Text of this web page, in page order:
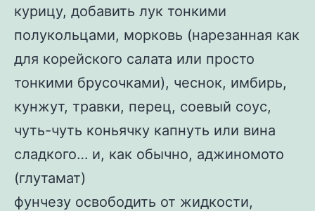
курицу, добавить лук тонкими
полукольцами, морковь (нарезанная как
для корейского салата или просто
тонкими брусочками), чеснок, имбирь,
кунжут, травки, перец, соевый соус,
чуть-чуть коньячку капнуть или вина
сладкого… и, как обычно, аджиномото
(глутамат)
фунчезу освободить от жидкости,